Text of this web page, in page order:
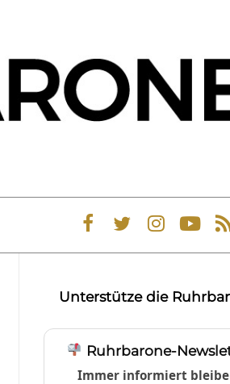
Unterstütze die
Ruhrbarone-
Immer informiert